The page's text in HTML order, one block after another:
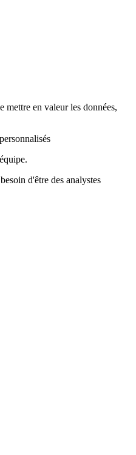
mettre en valeur les données,
d'être des analystes